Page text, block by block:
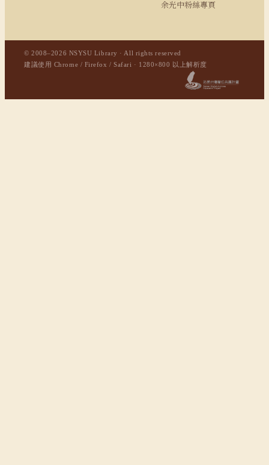
余光中粉絲專頁
© 2008–2026 NSYSU Library · All rights reserved
建議使用 Chrome / Firefox / Safari · 1280×800 以上解析度